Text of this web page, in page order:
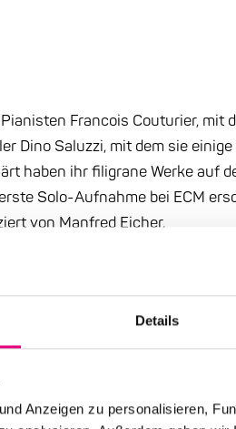
Details
Anzeigen zu personalisieren,
Francois Couturier, mit
Dino Saluzzi, mit dem sie
haben ihr filigrane Werke auf
Solo-Aufnahme bei ECM
von Manfred Eicher.
Bachs Suiten für Violoncello
Bach-Universum zudem mit
Schotten Tobias Hume.
aufs Cello, in ihrem Spiel
Logik, so schreibt Kristina
berührt haben.“ Aber nicht nur
bietet einen würdigen